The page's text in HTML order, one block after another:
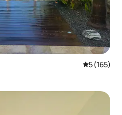
5 (165)